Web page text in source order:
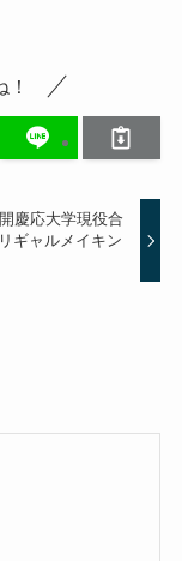
慶応大学現役合
ギャルメイキン